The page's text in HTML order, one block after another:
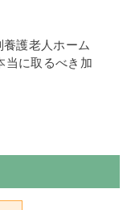
養護老人ホーム
当に取るべき加